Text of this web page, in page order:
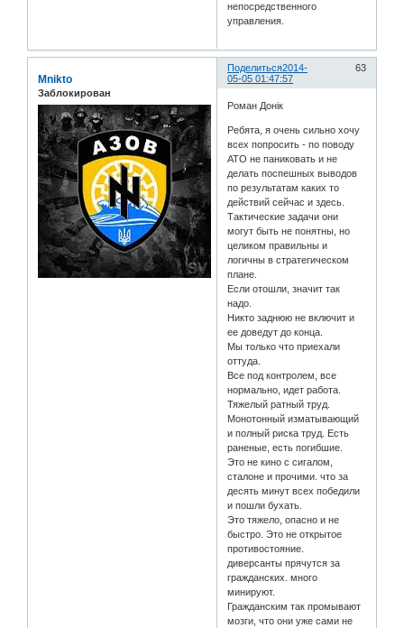
непосредственного
управления.
Поделиться 63
2014-
05-05 01:47:57
Mnikto
Заблокирован
Роман Донік
Ребята, я очень сильно хочу
всех попросить - по поводу
АТО не паниковать и не
делать поспешных выводов
по результатам каких то
действий сейчас и здесь.
Тактические задачи они
могут быть не понятны, но
целиком правильны и
логичны в стратегическом
плане.
Если отошли, значит так
надо.
Никто заднюю не включит и
ее доведут до конца.
Мы только что приехали
оттуда.
Все под контролем, все
нормально, идет работа.
Тяжелый ратный труд.
Монотонный изматывающий
и полный риска труд. Есть
раненые, есть погибшие.
Это не кино с сигалом,
сталоне и прочими. что за
десять минут всех победили
и пошли бухать.
Это тяжело, опасно и не
быстро. Это не открытое
противостояние.
диверсанты прячутся за
гражданских. много
минируют.
Гражданским так промывают
мозги, что они уже сами не